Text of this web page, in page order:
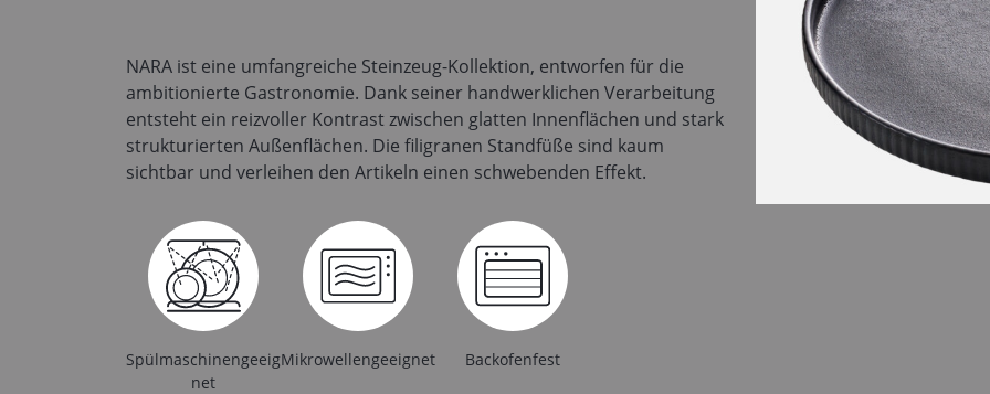
NARA ist eine umfangreiche Steinzeug-Kollektion, entworfen für die
ambitionierte Gastronomie. Dank seiner handwerklichen Verarbeitung
entsteht ein reizvoller Kontrast zwischen glatten Innenflächen und stark
strukturierten Außenflächen. Die filigranen Standfüße sind kaum
sichtbar und verleihen den Artikeln einen schwebenden Effekt.
Spülmaschinengeeig
net
Mikrowellengeeignet Backofenfest